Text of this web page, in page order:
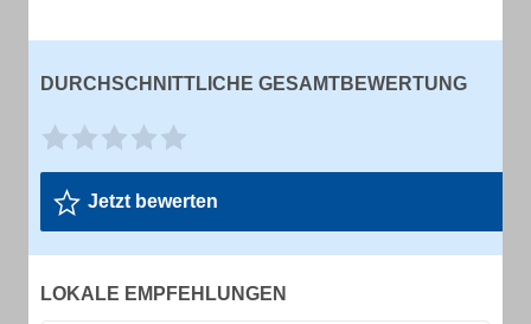
DURCHSCHNITTLICHE GESAMTBEWERTUNG
Jetzt bewerten
LOKALE EMPFEHLUNGEN